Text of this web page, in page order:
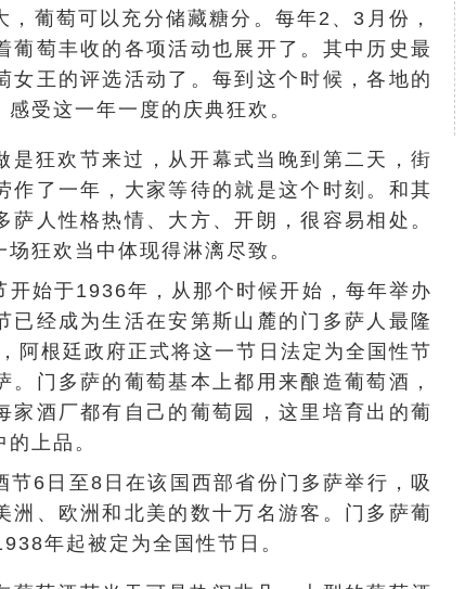
葡萄可以充分储藏糖分。每年2、3月份，
葡萄丰收的各项活动也展开了。其中历史最
女王的评选活动了。每到这个时候，各地的
受这一年一度的庆典狂欢。
是狂欢节来过，从开幕式当晚到第二天，街
作了一年，大家等待的就是这个时刻。和其
人性格热情、大方、开朗，很容易相处。
狂欢当中体现得淋漓尽致。
开始于1936年，从那个时候开始，每年举办
已经成为生活在安第斯山麓的门多萨人最隆
阿根廷政府正式将这一节日法定为全国性节
。门多萨的葡萄基本上都用来酿造葡萄酒，
家酒厂都有自己的葡萄园，这里培育出的葡
上品。
节6日至8日在该国西部省份门多萨举行，吸
洲、欧洲和北美的数十万名游客。门多萨葡
年起被定为全国性节日。